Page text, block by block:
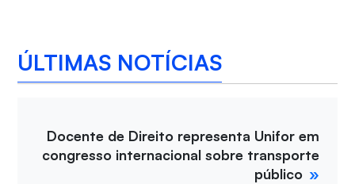
ÚLTIMAS NOTÍCIAS
Docente de Direito representa Unifor em
congresso internacional sobre transporte
público